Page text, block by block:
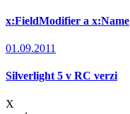
x:FieldModifier a x:Name
01.09.2011
Silverlight 5 v RC verzi
X